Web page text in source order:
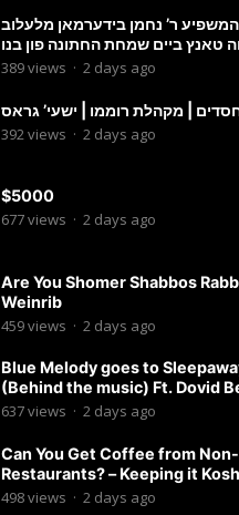
ר’ נחמן בידערמאן מלעלוב
טאנץ ביים שמחת החתונה פון בנו
החתן
389views · 2 days ago
| מקהלת רוממו | ישעי’ גראס
392 views · 2 days ago
$5000
677views · 2 days ago
Are You Shomer Shabbos
Weinrib
459views · 2 days ago
Blue Melody goes to
(Behind the music) Ft. Dovid
Chaim Brown
637views · 2 days ago
Can You Get Coffee from
Restaurants? – Keeping it
498views · 2 days ago